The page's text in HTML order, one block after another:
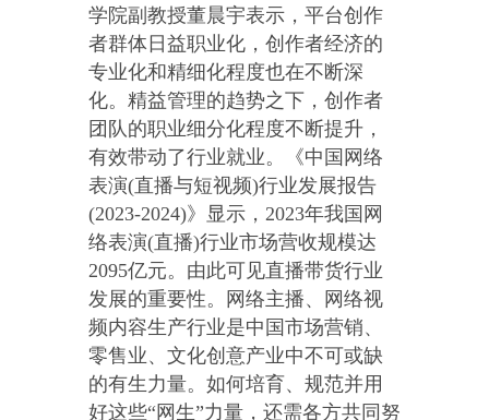
学院副教授董晨宇表示，平台创作
者群体日益职业化，创作者经济的
专业化和精细化程度也在不断深
化。精益管理的趋势之下，创作者
团队的职业细分化程度不断提升，
有效带动了行业就业。《中国网络
表演(直播与短视频)行业发展报告
(2023-2024)》显示，2023年我国网
络表演(直播)行业市场营收规模达
2095亿元。由此可见直播带货行业
发展的重要性。网络主播、网络视
频内容生产行业是中国市场营销、
零售业、文化创意产业中不可或缺
的有生力量。如何培育、规范并用
好这些“网生”力量，还需各方共同努